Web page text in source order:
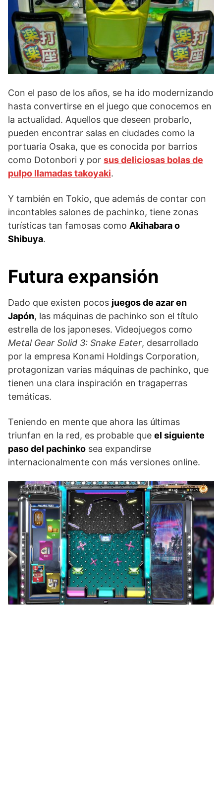
Con el paso de los años, se ha ido modernizando
hasta convertirse en el juego que conocemos en
la actualidad. Aquellos que deseen probarlo,
pueden encontrar salas en ciudades como la
portuaria Osaka, que es conocida por barrios
como Dotonbori y por sus deliciosas bolas de
pulpo llamadas takoyaki.
Y también en Tokio, que además de contar con
incontables salones de pachinko, tiene zonas
turísticas tan famosas como Akihabara o
Shibuya.
Futura expansión
Dado que existen pocos juegos de azar en
Japón, las máquinas de pachinko son el título
estrella de los japoneses. Videojuegos como
Metal Gear Solid 3: Snake Eater, desarrollado
por la empresa Konami Holdings Corporation,
protagonizan varias máquinas de pachinko, que
tienen una clara inspiración en tragaperras
temáticas.
Teniendo en mente que ahora las últimas
triunfan en la red, es probable que el siguiente
paso del pachinko sea expandirse
internacionalmente con más versiones online.